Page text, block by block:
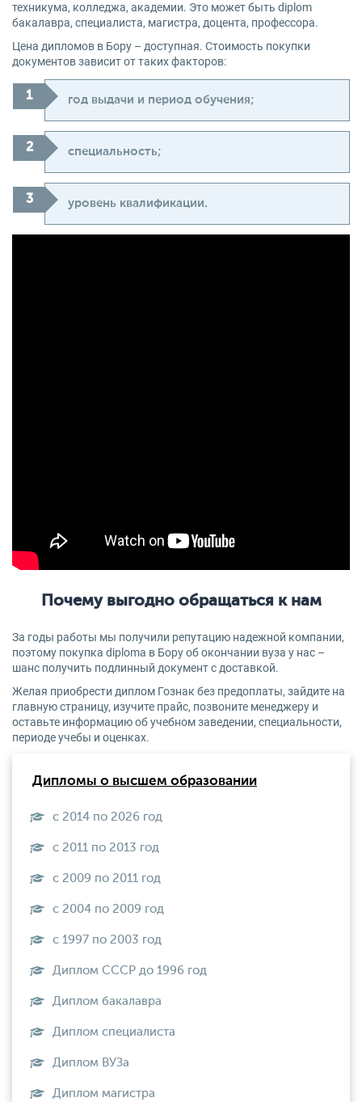
техникума, колледжа, академии. Это может быть diplom
бакалавра, специалиста, магистра, доцента, профессора.
Цена дипломов в Бору – доступная. Стоимость покупки
документов зависит от таких факторов:
год выдачи и период обучения;
специальность;
уровень квалификации.
Почему выгодно обращаться к нам
За годы работы мы получили репутацию надежной компании,
поэтому покупка diploma в Бору об окончании вуза у нас –
шанс получить подлинный документ с доставкой.
Желая приобрести диплом Гознак без предоплаты, зайдите на
главную страницу, изучите прайс, позвоните менеджеру и
оставьте информацию об учебном заведении, специальности,
периоде учебы и оценках.
Дипломы о высшем образовании
с 2014 по 2026 год
с 2011 по 2013 год
с 2009 по 2011 год
с 2004 по 2009 год
с 1997 по 2003 год
Диплом СССР до 1996 год
Диплом бакалавра
Диплом специалиста
Диплом ВУЗа
Диплом магистра